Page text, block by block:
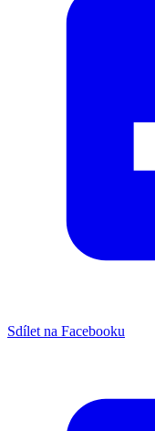
Sdílet na Facebooku